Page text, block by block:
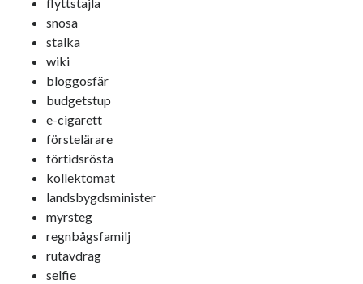
Swish: 070-8885542
snosa
stalka
wiki
bloggosfär
budgetstup
e-cigarett
förstelärare
förtidsrösta
kollektomat
landsbygdsminister
myrsteg
regnbågsfamilj
rutavdrag
selfie